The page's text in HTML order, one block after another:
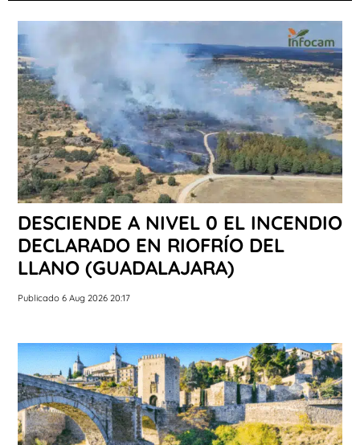
DESCIENDE A NIVEL 0 EL INCENDIO
DECLARADO EN RIOFRÍO DEL
LLANO (GUADALAJARA)
Publicado 6 Aug 2026 20:17